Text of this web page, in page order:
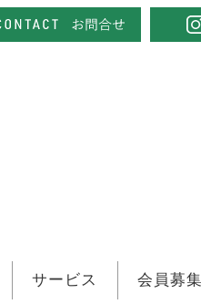
サービス 会員募集